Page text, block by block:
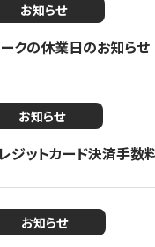
お知らせ
クの休業日のお知らせ
お知らせ
ジットカード決済手数
お知らせ